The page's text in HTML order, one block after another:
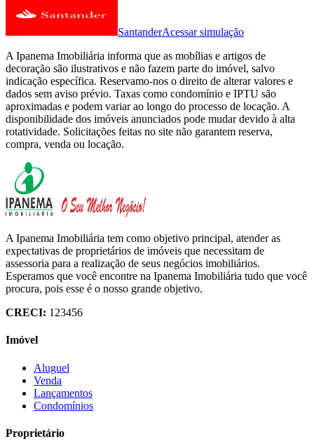
SantanderAcessar simulação
A Ipanema Imobiliária informa que as mobílias e artigos de
decoração são ilustrativos e não fazem parte do imóvel, salvo
indicação específica. Reservamo-nos o direito de alterar valores e
dados sem aviso prévio. Taxas como condomínio e IPTU são
aproximadas e podem variar ao longo do processo de locação. A
disponibilidade dos imóveis anunciados pode mudar devido à alta
rotatividade. Solicitações feitas no site não garantem reserva,
compra, venda ou locação.
A Ipanema Imobiliária tem como objetivo principal, atender as
expectativas de proprietários de imóveis que necessitam de
assessoria para a realização de seus negócios imobiliários.
Esperamos que você encontre na Ipanema Imobiliária tudo que você
procura, pois esse é o nosso grande objetivo.
CRECI: 123456
Imóvel
Aluguel
Venda
Lançamentos
Condomínios
Proprietário